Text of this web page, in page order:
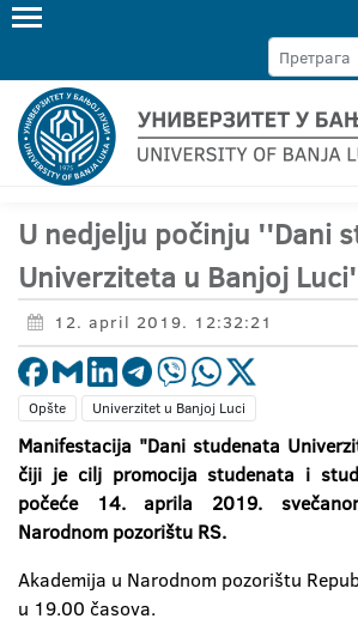
U nedjelju počinju ''Dani
Univerziteta u Banjoj
12. april 2019. 12:32:21
Opšte Univerzitet u Banjoj Luci
Manifestacija "Dani studenata
čiji je cilj promocija studenata i
počeće 14. aprila 2019.
Narodnom pozorištu RS.
Akademija u Narodnom pozorištu
u 19.00 časova.